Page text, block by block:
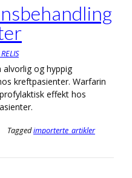
og hyppig
kreftpasienter. Warfarin
effekt hos
Taggedimporterte_artikler